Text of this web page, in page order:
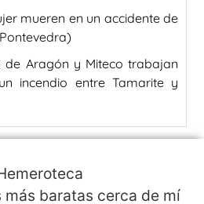
mueren en un accidente de
de Aragón y Miteco trabajan
incendio entre Tamarite y
baratas cerca de mí